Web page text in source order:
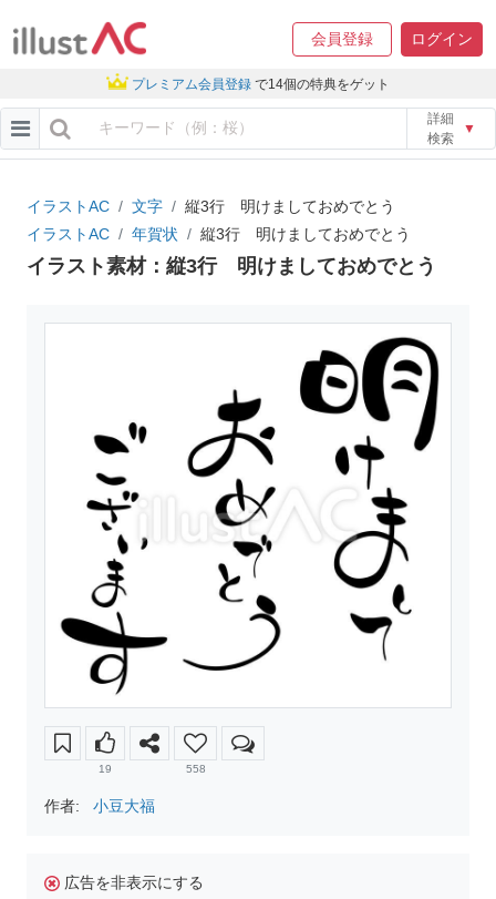
会員登録 ログイン
プレミアム会員登録 で14個の特典をゲット
詳細
検索
▼
イラストAC 文字
縦3行 明けましておめでとう
イラストAC
年賀状 縦3行 明けましておめでとう
イラスト素材：縦3行 明けましておめでとう
19 558
作者: 小豆大福
広告を非表示にする